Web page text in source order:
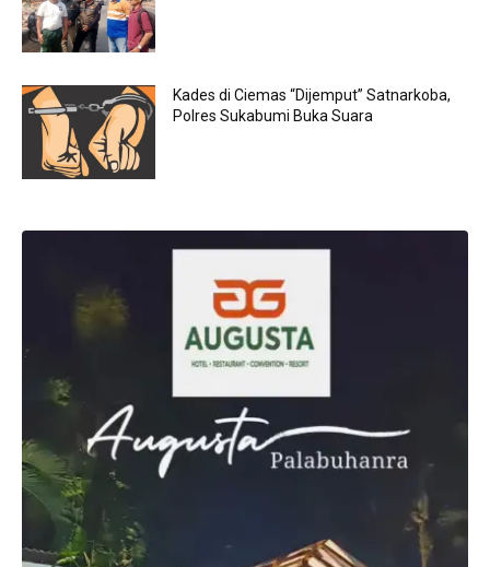
Kades di Ciemas “Dijemput” Satnarkoba,
Polres Sukabumi Buka Suara